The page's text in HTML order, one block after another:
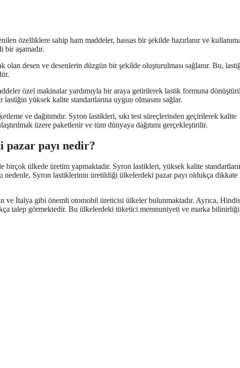
özelliklere sahip ham maddeler, hassas bir şekilde hazırlanır ve
aşamadır.
olan desen ve desenlerin düzgün bir şekilde oluşturulması sağlanır. Bu,
özel makinalar yardımıyla bir araya getirilerek lastik formuna
yüksek kalite standartlarına uygun olmasını sağlar.
ve dağıtımdır. Syron lastikleri, sıkı test süreçlerinden geçirilerek kalite
üzere paketlenir ve tüm dünyaya dağıtımı gerçekleştirilir.
payı nedir?
birçok ülkede üretim yapmaktadır. Syron lastikleri, yüksek kalite
nedenle, Syron lastiklerinin üretildiği ülkelerdeki pazar payı oldukça dikkate
ve İtalya gibi önemli otomobil üreticisi ülkeler bulunmaktadır. Ayrıca,
talep görmektedir. Bu ülkelerdeki tüketici memnuniyeti ve marka